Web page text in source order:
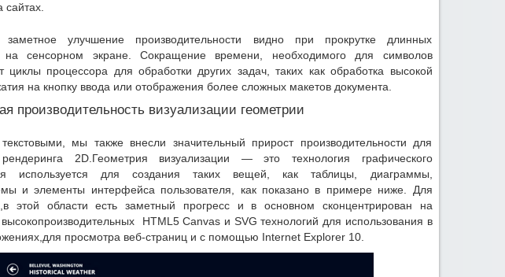
сайтах.
заметное улучшение производительности видно при прокрутке длинных
на сенсорном экране. Сокращение времени, необходимого для символов
циклы процессора для обработки других задач, таких как обработка высокой
на кнопку ввода или отображения более сложных макетов документа.
производительность визуализации геометрии
мы также внесли значительный прирост производительности для
2D.Геометрия визуализации — это технология графического
используется для создания таких вещей, как таблицы, диаграммы,
и элементы интерфейса пользователя, как показано в примере ниже. Для
,в этой области есть заметный прогресс и в основном сконцентрирован на
HTML5 Canvas и SVG технологий для использования в
просмотра веб-страниц и с помощью Internet Explorer 10.